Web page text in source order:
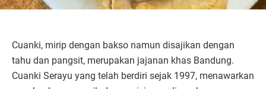
Cuanki, mirip dengan bakso namun disajikan dengan
tahu dan pangsit, merupakan jajanan khas Bandung.
Cuanki Serayu yang telah berdiri sejak 1997, menawarkan